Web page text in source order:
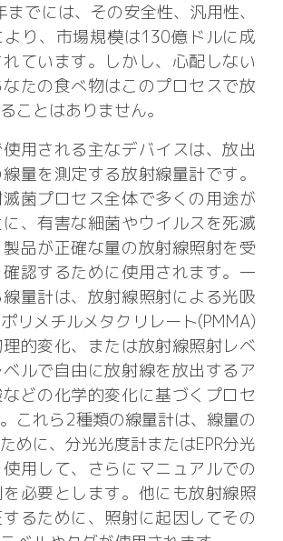
でには、その安全性、汎用性、
り、市場規模は130億ドルに成
ています。しかし、心配しない
たの食べ物はこのプロセスで放
ことはありません。
用される主なデバイスは、放出
量を測定する放射線量計です。
菌プロセス全体で多くの用途が
、有害な細菌やウイルスを死滅
品が正確な量の放射線照射を受
認するために使用されます。一
量計は、放射線照射による光吸
リメチルメタクリレート(PMMA)
的変化、または放射線照射レベ
ルで自由に放射線を放出するア
どの化学的変化に基づくプロセ
これら2種類の線量計は、線量の
めに、分光光度計またはEPR分光
用して、さらにマニュアルでの
必要とします。他にも放射線照
るために、照射に起因してその